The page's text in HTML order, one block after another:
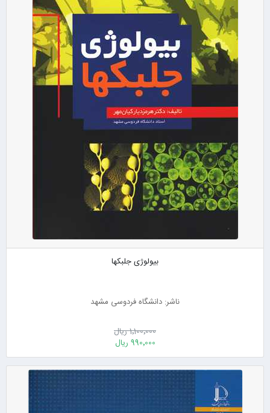
بیولوژی جلبکها
ناشر: دانشگاه فردوسی مشهد
1٬100٬000 ریال
990٬000 ریال